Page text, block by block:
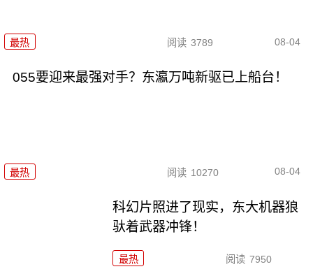
最热 阅读 3789 08-04
055要迎来最强对手？东瀛万吨新驱已上船台！
最热 阅读 10270 08-04
科幻片照进了现实，东大机器狼
驮着武器冲锋！
最热 阅读 7950